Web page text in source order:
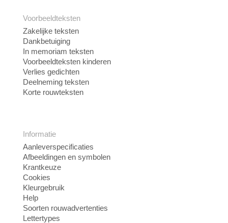
Voorbeeldteksten
Zakelijke teksten
Dankbetuiging
In memoriam teksten
Voorbeeldteksten kinderen
Verlies gedichten
Deelneming teksten
Korte rouwteksten
Informatie
Aanleverspecificaties
Afbeeldingen en symbolen
Krantkeuze
Cookies
Kleurgebruik
Help
Soorten rouwadvertenties
Lettertypes